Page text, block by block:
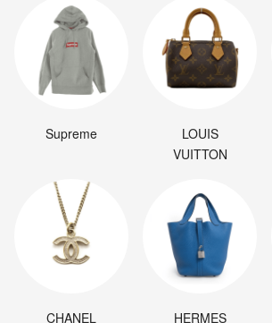
Supreme
LOUIS
VUITTON
CHANEL HERMES